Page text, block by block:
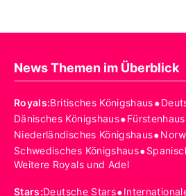
News Themen im Überblick
Royals:Britisches Königshaus•
Dänisches Königshaus•
Niederländisches Königshaus•
Schwedisches Königshaus•
Weitere Royals und Adel
Stars:Deutsche Stars•